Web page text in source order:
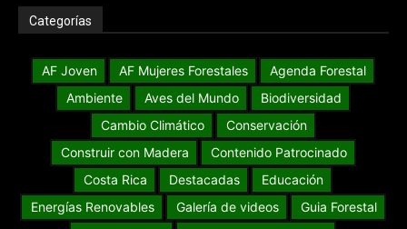
Categorías
AF Joven AF Mujeres Forestales
Agenda Forestal
Ambiente
Aves del Mundo
Biodiversidad
Cambio Climático
Conservación
Construir con Madera
Contenido Patrocinado
Costa Rica
Destacadas
Educación
Energías Renovables
Galería de videos
Guia Forestal